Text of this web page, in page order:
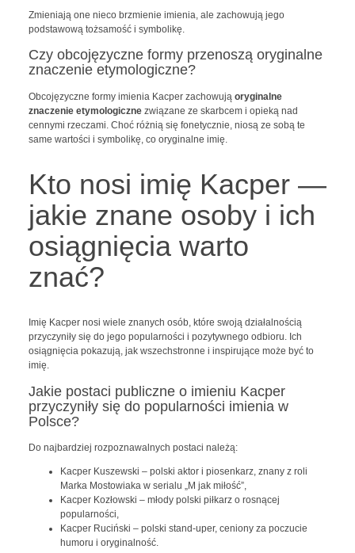
Zmieniają one nieco brzmienie imienia, ale zachowują jego
podstawową tożsamość i symbolikę.
Czy obcojęzyczne formy przenoszą oryginalne
znaczenie etymologiczne?
Obcojęzyczne formy imienia Kacper zachowują oryginalne
znaczenie etymologicznezwiązane ze skarbcem i opieką nad
cennymi rzeczami. Choć różnią się fonetycznie, niosą ze sobą te
same wartości i symbolikę, co oryginalne imię.
Kto nosi imię Kacper —
jakie znane osoby i ich
osiągnięcia warto
znać?
Imię Kacper nosi wiele znanych osób, które swoją działalnością
przyczyniły się do jego popularności i pozytywnego odbioru. Ich
osiągnięcia pokazują, jak wszechstronne i inspirujące może być to
imię.
Jakie postaci publiczne o imieniu Kacper
przyczyniły się do popularności imienia w
Polsce?
Do najbardziej rozpoznawalnych postaci należą:
Kacper Kuszewski – polski aktor i piosenkarz, znany z roli
Marka Mostowiaka w serialu „M jak miłość”,
Kacper Kozłowski – młody polski piłkarz o rosnącej
popularności,
Kacper Ruciński – polski stand-uper, ceniony za poczucie
humoru i oryginalność.